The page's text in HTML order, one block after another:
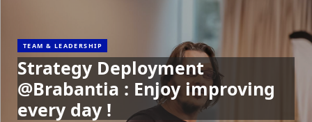
TEAM & LEADERSHIP
Strategy Deployment
@Brabantia : Enjoy improving
every day !